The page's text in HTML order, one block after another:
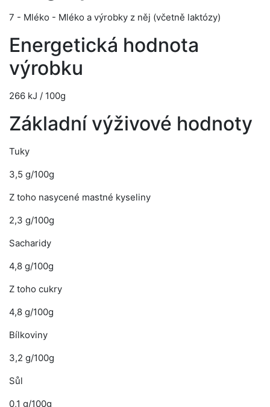
7 - Mléko - Mléko a výrobky z něj (včetně laktózy)
Energetická hodnota
výrobku
266 kJ / 100g
Základní výživové hodnoty
Tuky
3,5 g/100g
Z toho nasycené mastné kyseliny
2,3 g/100g
Sacharidy
4,8 g/100g
Z toho cukry
4,8 g/100g
Bílkoviny
3,2 g/100g
Sůl
0,1 g/100g